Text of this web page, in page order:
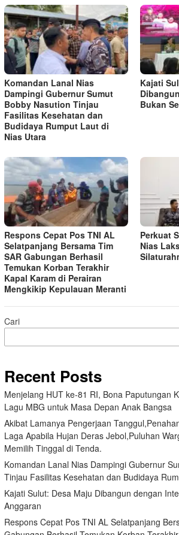
Komandan Lanal Nias
Dampingi Gubernur Sumut
Bobby Nasution Tinjau
Fasilitas Kesehatan dan
Budidaya Rumput Laut di
Nias Utara
Kajati
Bukan
Respons Cepat Pos TNI AL
Selatpanjang Bersama Tim
SAR Gabungan Berhasil
Temukan Korban Terakhir
Kapal Karam di Perairan
Mengkikip Kepulauan Meranti
Perkuat
Nias
Cari
Recent Posts
Menjelang HUT ke-81 RI, Bona Paputungan
Lagu MBG untuk Masa Depan Anak Bangsa
Akibat Lamanya Pengerjaan
Laga Apabila Hujan Deras Jebol,Puluhan
Memilih Tinggal di Tenda.
Komandan Lanal Nias Dampingi Gubernur
Tinjau Fasilitas Kesehatan dan Budidaya
Kajati Sulut: Desa Maju Dibangun dengan
Anggaran
Respons Cepat Pos TNI AL Selatpanjang